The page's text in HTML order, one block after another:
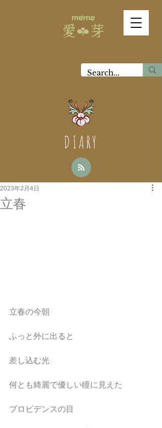
DIARY
立春
2023年2月4日
立春の今朝
ふっと外に出ると
差し込む光
何とも綺麗で優しい瞳に見えた
プロビデンスの目